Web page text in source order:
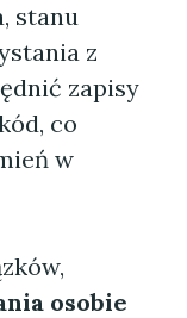
stanu
z
zapisy
co
w
osobie